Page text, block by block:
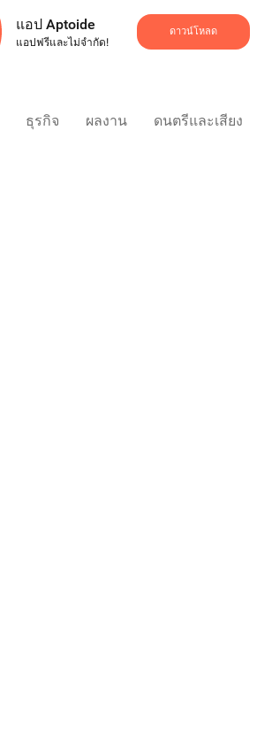
แอป Aptoide
แอปฟรีและไม่จำกัด!
ดาวน์โหลด
ธุรกิจ ผลงาน ดนตรีและเสียง